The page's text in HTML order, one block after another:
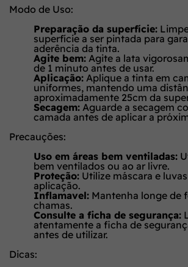
Modo de Uso:
Preparação da superfície:
superfície a ser pintada para
aderência da tinta.
Agite bem: Agite a lata
de 1 minuto antes de usar.
Aplicação: Aplique a tinta em
uniformes, mantendo uma
aproximadamente 25cm da
Secagem: Aguarde a secagem
camada antes de aplicar a
Precauções:
Uso em áreas bem ventiladas:
bem ventilados ou ao ar livre.
Proteção: Utilize máscara e
aplicação.
Inflamavel: Mantenha longe de
chamas.
Consulte a ficha de segurança:
atentamente a ficha de
antes de utilizar.
Dicas: